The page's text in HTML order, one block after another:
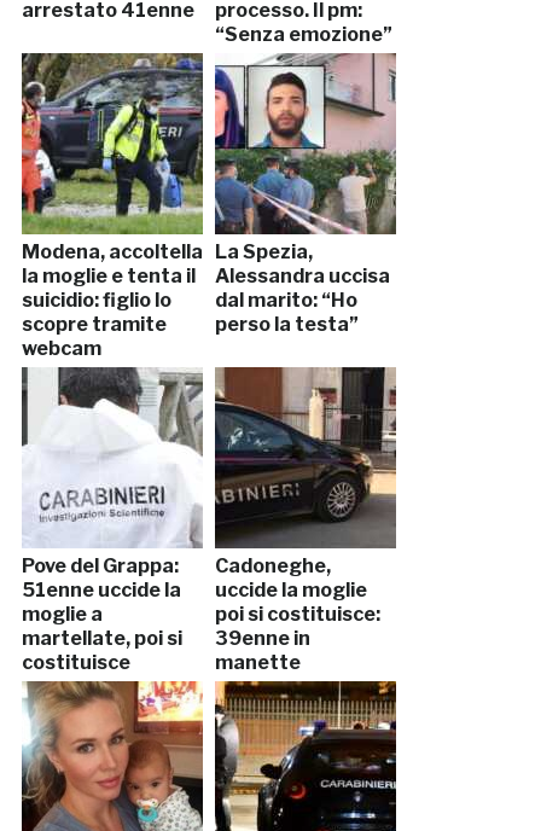
arrestato 41enne
processo. Il pm:
“Senza emozione”
Modena, accoltella
la moglie e tenta il
suicidio: figlio lo
scopre tramite
webcam
La Spezia,
Alessandra uccisa
dal marito: “Ho
perso la testa”
Pove del Grappa:
51enne uccide la
moglie a
martellate, poi si
costituisce
Cadoneghe,
uccide la moglie
poi si costituisce:
39enne in
manette